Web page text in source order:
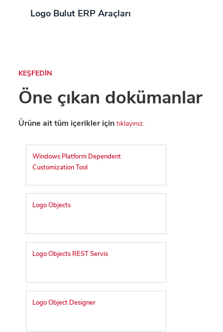
Logo Bulut ERP Araçları
KEŞFEDİN
Öne çıkan dokümanlar
Ürüne ait tüm içerikler içintıklayınız.
Windows Platform Dependent
Customization Tool
Logo Objects
Logo Objects REST Servis
Logo Object Designer